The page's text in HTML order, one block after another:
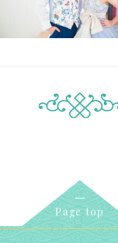
Page top